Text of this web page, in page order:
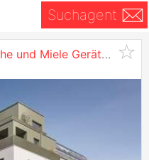
Suchagent
Geräte - Nähe Schönbrunn - zu